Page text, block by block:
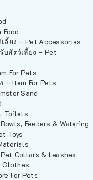
ยง – Pet Accessories
สัตว์เลี้ยง – Pet
For Pets
– Item For Pets
Sand
Toilets
Feeders & Watering
Toys
Collars & Leashes
Clothes
For Pets